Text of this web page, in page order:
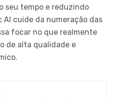
seu tempo e reduzindo
AI cuide da numeração das
focar no que realmente
de alta qualidade e